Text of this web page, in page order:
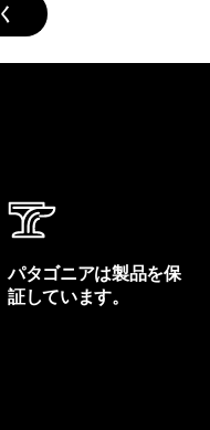
パタゴニアは製品を保
証しています。